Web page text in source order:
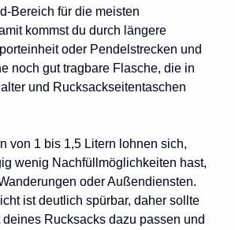
Bereich für die meisten
kommst du durch längere
oder Pendelstrecken und
noch gut tragbare Flasche, die in
und Rucksackseitentaschen
von 1 bis 1,5 Litern lohnen sich,
wenig Nachfüllmöglichkeiten hast,
oder Außendiensten.
ist deutlich spürbar, daher sollte
deines Rucksacks dazu passen und